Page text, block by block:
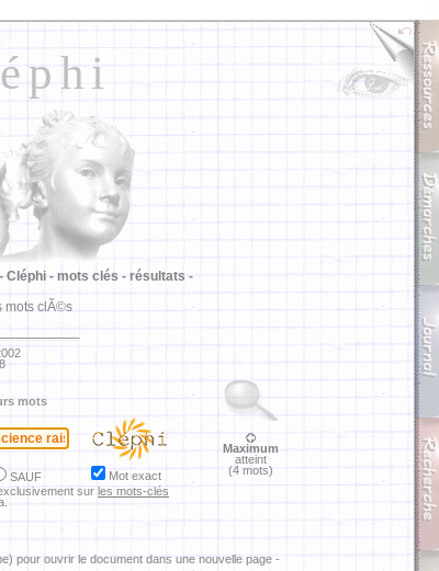
Cléphi - mots clés - résultats -
mots clÃ©s
mots
SAUF
Mot exact
sur les mots-clés
Maximum
atteint
(4 mots)
pour ouvrir le document dans une nouvelle page -